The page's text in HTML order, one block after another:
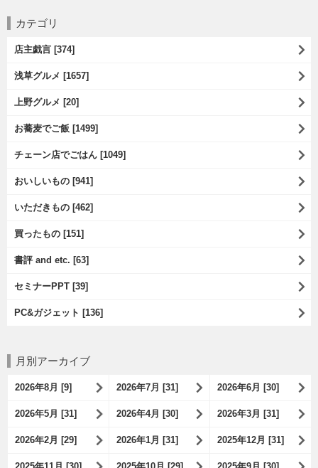
カテゴリ
店主戯言 [374]
浅草グルメ [1657]
上野グルメ [20]
お蕎麦でご飯 [1499]
チェーン店でごはん [1049]
おいしいもの [941]
いただきもの [462]
買ったもの [151]
書評 and etc. [63]
セミナーPPT [39]
PC&ガジェット [136]
月別アーカイブ
2026年8月 [9] 2026年7月 [31] 2026年6月 [30]
2026年5月 [31] 2026年4月 [30] 2026年3月 [31]
2026年2月 [29] 2026年1月 [31] 2025年12月 [31]